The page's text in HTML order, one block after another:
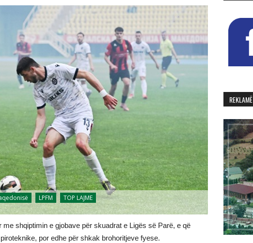
LPFM TOP LAJME
shqiptimin e gjobave për skuadrat e Ligës së Parë, e që
por edhe për shkak brohoritjeve fyese.
REKLAMË